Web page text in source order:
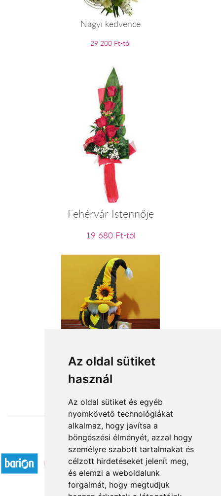
Az oldal sütiket
használ
Az oldal sütiket és egyéb
nyomkövető technológiákat
alkalmaz, hogy javítsa a
böngészési élményét, azzal hogy
személyre szabott tartalmakat és
célzott hirdetéseket jelenít meg,
és elemzi a weboldalunk
forgalmát, hogy megtudjuk
Nagyi kedvence
29 200 Ft-tól
Fehérvár Istennője
19 680 Ft-tól
Sárga-zöld manófiú
15 800 Ft-tól
Elfogadott fizetési módok